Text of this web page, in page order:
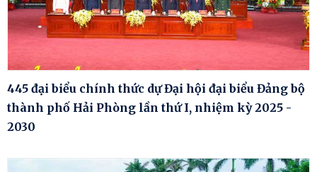
445 đại biểu chính thức dự Đại hội đại biểu Đảng bộ
thành phố Hải Phòng lần thứ I, nhiệm kỳ 2025 -
2030